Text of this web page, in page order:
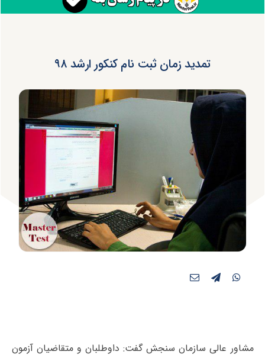
تمدید زمان ثبت نام کنکور ارشد ۹۸
مشاور عالی سازمان سنجش گفت: داوطلبان و متقاضیان آزمون